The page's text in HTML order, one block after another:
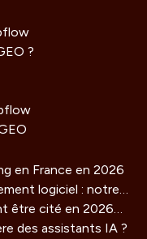
?
en France en 2026
logiciel : notre
être cité en 2026
des assistants IA ?